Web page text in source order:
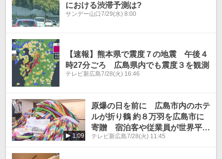
における渋滞予測は?
サンデー山口7/29(水) 8:00
【速報】熊本県で震度７の地震 午後４
時27分ごろ 広島県内でも震度３を観測
テレビ新広島7/28(火) 16:46
1:09
原爆の日を前に 広島市内のホテ
ルが折り鶴 約８万羽を広島市に
寄贈 宿泊客や従業員が世界平和
を願い
テレビ新広島7/28(火) 11:45